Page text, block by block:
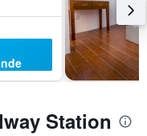
Station